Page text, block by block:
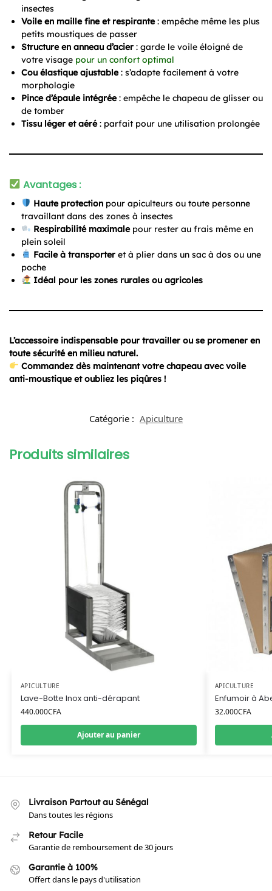
insectes
Voile en maille fine et respirante: empêche même les plus
petits moustiques de passer
Structure en anneau d’acier : garde le voile éloigné de
votre visage pour un confort optimal
Cou élastique ajustable: s’adapte facilement à votre
morphologie
Pince d’épaule intégrée: empêche le chapeau de glisser ou
de tomber
Tissu léger et aéré: parfait pour une utilisation prolongée
Avantages :
Haute protectionpour apiculteurs ou toute personne
travaillant dans des zones à insectes
Respirabilité maximalepour rester au frais même en
plein soleil
Facile à transporteret à plier dans un sac à dos ou une
poche
Idéal pour les zones rurales ou agricoles
L’accessoire indispensable pour travailler ou se promener en
toute sécurité en milieu naturel.
Commandez dès maintenant votre chapeau avec voile
anti-moustique et oubliez les piqûres !
Catégorie : Apiculture
Produits similaires
APICULTURE
Lave-Botte Inox anti-dérapant
440.000CFA
Ajouter au panier
APICULTURE
Enfumoir à
32.000CFA
Livraison Partout au Sénégal
Dans toutes les régions
Retour Facile
Garantie de remboursement de 30 jours
Garantie à 100%
Offert dans le pays d'utilisation